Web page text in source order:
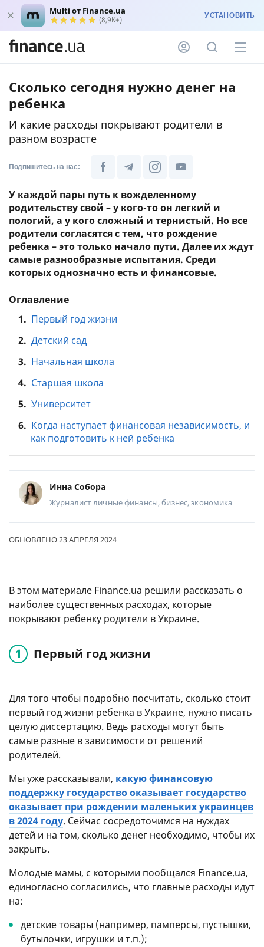
Multi от Finance.ua
(8,9K+) УСТАНОВИТЬ
Сколько сегодня нужно денег на
ребенка
И какие расходы покрывают родители в
разном возрасте
Подпишитесь на нас:
У каждой пары путь к вожделенному
родительству свой – у кого-то он легкий и
пологий, а у кого сложный и тернистый. Но все
родители согласятся с тем, что рождение
ребенка – это только начало пути. Далее их ждут
самые разнообразные испытания. Среди
которых однозначно есть и финансовые.
Оглавление
1. Первый год жизни
2. Детский сад
3. Начальная школа
4. Старшая школа
5. Университет
6. Когда наступает финансовая независимость, и
как подготовить к ней ребенка
Инна Собора
Журналист личные финансы, бизнес, экономика
ОБНОВЛЕНО 23 АПРЕЛЯ 2024
В этом материале Finance.ua решили рассказать о
наиболее существенных расходах, которые
покрывают ребенку родители в Украине.
Первый год жизни
Для того чтобы подробно посчитать, сколько стоит
первый год жизни ребенка в Украине, нужно писать
целую диссертацию. Ведь расходы могут быть
самые разные в зависимости от решений
родителей.
Мы уже рассказывали, какую финансовую
поддержку государство оказывает государство
оказывает при рождении маленьких украинцев
в 2024 году. Сейчас сосредоточимся на нуждах
детей и на том, сколько денег необходимо, чтобы их
закрыть.
Молодые мамы, с которыми пообщался Finance.ua,
единогласно согласились, что главные расходы идут
на:
детские товары (например, памперсы, пустышки,
бутылочки, игрушки и т.п.);